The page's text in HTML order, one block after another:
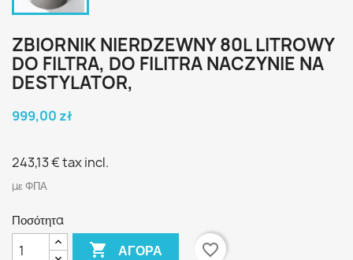
ZBIORNIK NIERDZEWNY 80L LITROWY
DO FILTRA, DO FILITRA NACZYNIE NA
DESTYLATOR,
999,00 zł
243,13 €tax incl.
με ΦΠΑ
Ποσότητα
 ΑΓΟΡΆ favorite_border